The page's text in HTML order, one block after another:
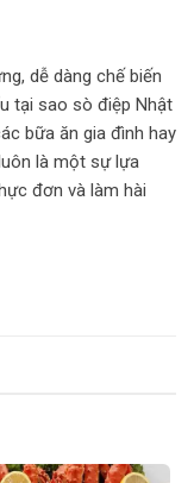
dễ dàng chế biến
tại sao sò điệp Nhật
bữa ăn gia đình hay
là một sự lựa
đơn và làm hài